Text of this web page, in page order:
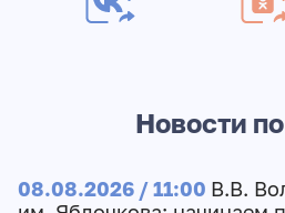
Новости
08.08.2026 / 11:00 В.В.